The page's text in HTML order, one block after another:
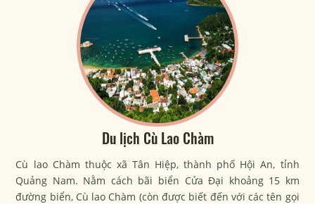
Du lịch Cù Lao Chàm
Cù lao Chàm thuộc xã Tân Hiệp, thành phố Hội An, tỉnh
Quảng Nam. Nằm cách bãi biển Cửa Đại khoảng 15 km
đường biển, Cù lao Chàm (còn được biết đến với các tên gọi